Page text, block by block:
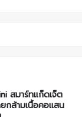
สมาร์ทแก็ดเจ็ต
กล้ามเนื้อคอแสน